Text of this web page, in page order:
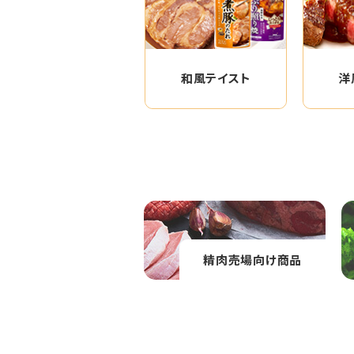
和風テイスト 洋
精肉売場向け商品